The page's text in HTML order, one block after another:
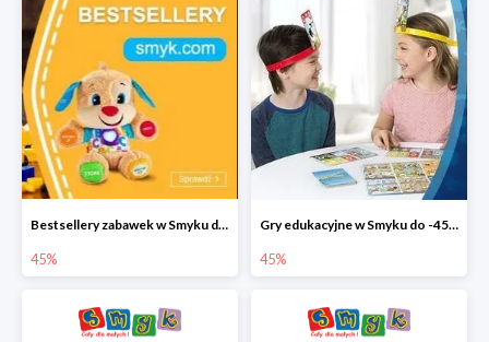
Bestsellery zabawek w Smyku do -45%
45%
Gry edukacyjne w Smyku do -45%
45%